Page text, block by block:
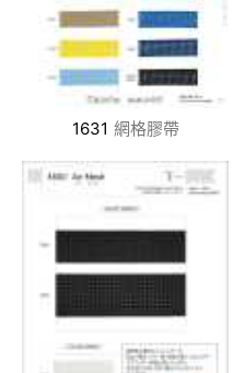
1631 網格膠帶